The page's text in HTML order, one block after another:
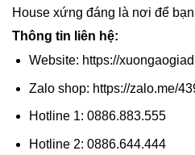
House xứng đáng là nơi để
Thông tin liên hệ:
Website: https://
Zalo shop: https://zalo.me/
Hotline 1: 0886.883.555
Hotline 2: 0886.644.444